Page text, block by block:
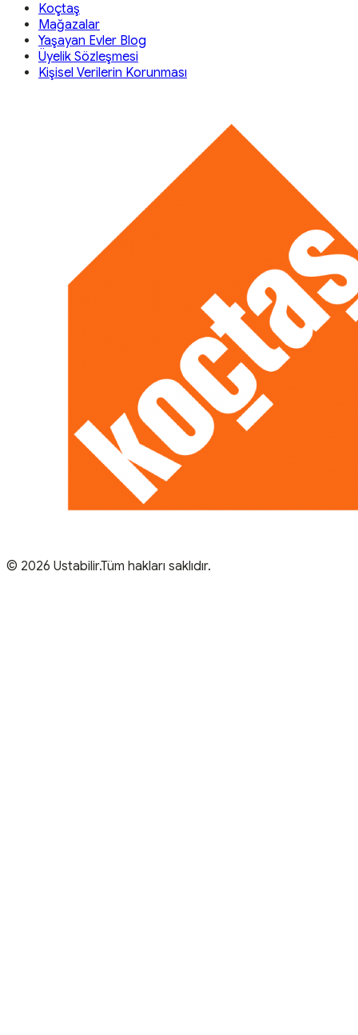
Koçtaş
Mağazalar
Yaşayan Evler Blog
Üyelik Sözleşmesi
Kişisel Verilerin Korunması
© 2026 Ustabilir.Tüm hakları saklıdır.